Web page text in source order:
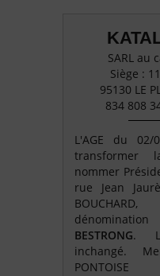
SARL au
Siège :
95130 LE
834 808
L'AGE du
transformer
nommer
rue Jean
BESTRONG.
inchangé.
PONTOISE